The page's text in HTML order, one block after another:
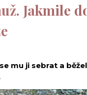
Jakmile
mu ji sebrat a běžel